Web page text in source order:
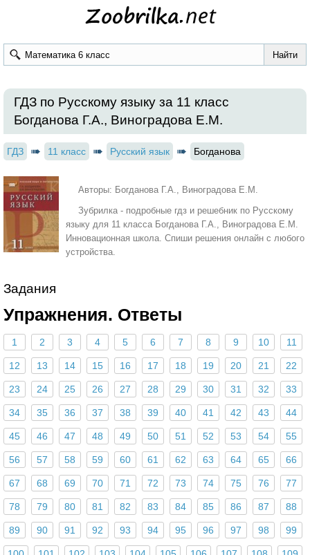
ГДЗ по Русскому языку за 11 класс
Богданова Г.А., Виноградова Е.М.
ГДЗ 11 класс Русский язык Богданова
Авторы: Богданова Г.А., Виноградова Е.М.
Зубрилка - подробные гдз и решебник по Русскому
языку для 11 класса Богданова Г.А., Виноградова Е.М.
Инновационная школа. Спиши решения онлайн с любого
устройства.
Задания
Упражнения. Ответы
1 2 3 4 5 6 7 8 9 10 11
12 13 14 15 16 17 18 19 20 21 22
23 24 25 26 27 28 29 30 31 32 33
34 35 36 37 38 39 40 41 42 43 44
45 46 47 48 49 50 51 52 53 54 55
56 57 58 59 60 61 62 63 64 65 66
67 68 69 70 71 72 73 74 75 76 77
78 79 80 81 82 83 84 85 86 87 88
89 90 91 92 93 94 95 96 97 98 99